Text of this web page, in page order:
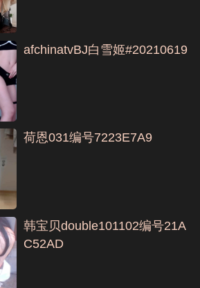
afchinatvBJ白雪姬#20210619
荷恩031编号7223E7A9
韩宝贝double101102编号21A
C52AD